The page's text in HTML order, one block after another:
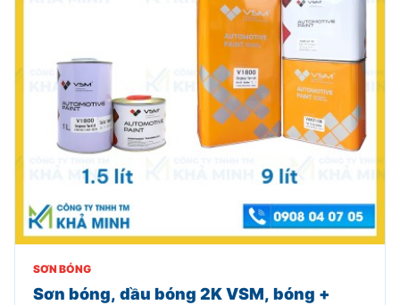
SƠN BÓNG
Sơn bóng, dầu bóng 2K VSM, bóng +